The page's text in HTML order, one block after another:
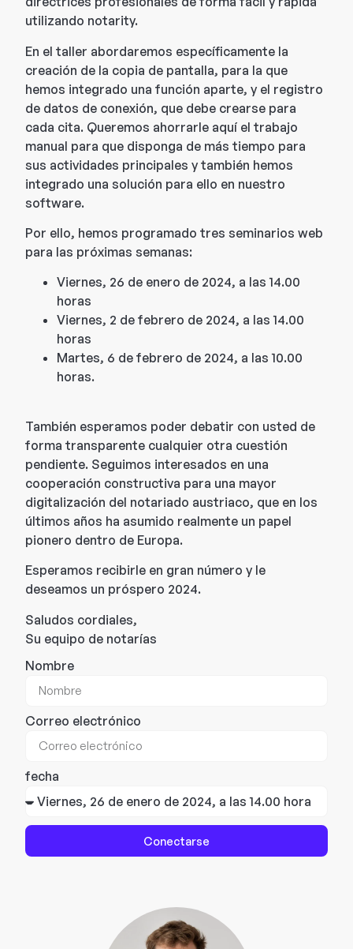
utilizando notarity.
En el taller abordaremos específicamente la
creación de la copia de pantalla, para la que
hemos integrado una función aparte, y el registro
de datos de conexión, que debe crearse para
cada cita. Queremos ahorrarle aquí el trabajo
manual para que disponga de más tiempo para
sus actividades principales y también hemos
integrado una solución para ello en nuestro
software.
Por ello, hemos programado tres seminarios web
para las próximas semanas:
Viernes, 26 de enero de 2024, a las 14.00
horas
Viernes, 2 de febrero de 2024, a las 14.00
horas
Martes, 6 de febrero de 2024, a las 10.00
horas.
También esperamos poder debatir con usted de
forma transparente cualquier otra cuestión
pendiente. Seguimos interesados en una
cooperación constructiva para una mayor
digitalización del notariado austriaco, que en los
últimos años ha asumido realmente un papel
pionero dentro de Europa.
Esperamos recibirle en gran número y le
deseamos un próspero 2024.
Saludos cordiales,
Su equipo de notarías
Nombre
Correo electrónico
fecha
Conectarse